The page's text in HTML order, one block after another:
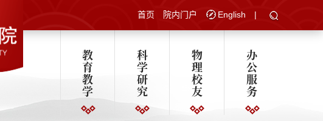
首页 院内门户 English |
教
育
教
学
科
学
研
究
物
理
校
友
办
公
服
务